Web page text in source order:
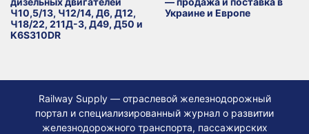
Ч10,5/13, Ч12/14, Д6, Д12,
Ч18/22, 211Д-3, Д49, Д50 и
K6S310DR
Украине и Европе
Railway Supply — отраслевой железнодорожный
портал и специализированный журнал о развитии
железнодорожного транспорта, пассажирских